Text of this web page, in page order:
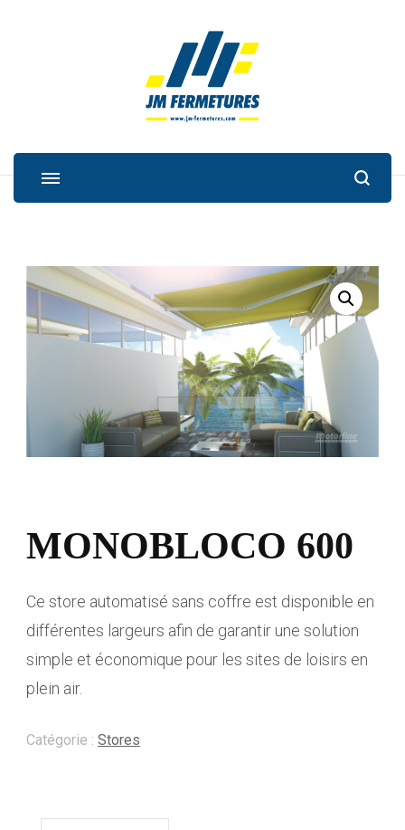
JM Fermetures
MONOBLOCO 600
Ce store automatisé sans coffre est disponible en
différentes largeurs afin de garantir une solution
simple et économique pour les sites de loisirs en
plein air.
Catégorie : Stores